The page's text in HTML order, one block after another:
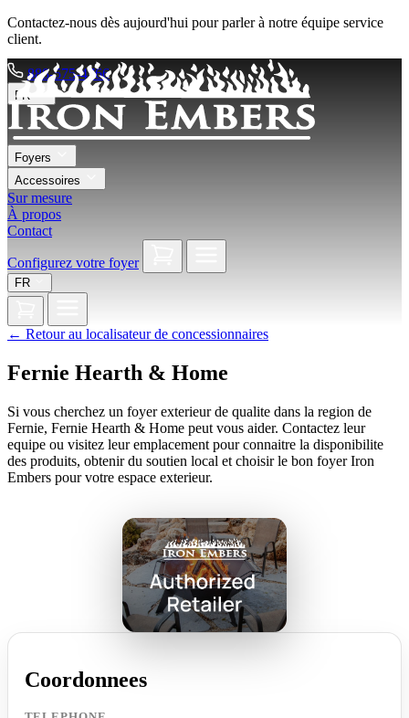
Contactez-nous dès aujourd'hui pour parler à notre équipe service
client.
888-575-4766
FR
Foyers
Accessoires
Sur mesure
À propos
Contact
Configurez votre foyer
FR
← Retour au localisateur de concessionnaires
Fernie Hearth & Home
Si vous cherchez un foyer exterieur de qualite dans la region de
Fernie, Fernie Hearth & Home peut vous aider. Contactez leur
equipe ou visitez leur emplacement pour connaitre la disponibilite
des produits, obtenir du soutien local et choisir le bon foyer Iron
Embers pour votre espace exterieur.
Coordonnees